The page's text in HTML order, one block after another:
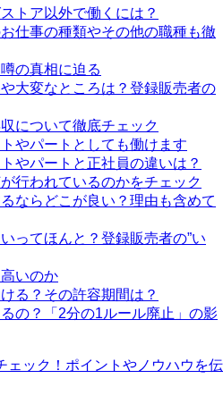
トア以外で働くには？
仕事の種類やその他の職種も徹
の真相に迫る
大変なところは？登録販売者の
について徹底チェック
やパートとしても働けます
やパートと正社員の違いは？
行われているのかをチェック
ならどこが良い？理由も含めて
ってほんと？登録販売者の”い
いのか
る？その許容期間は？
の？「2分の1ルール廃止」の影
ェック！ポイントやノウハウを伝